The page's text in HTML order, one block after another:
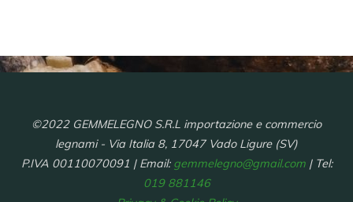
©2022 GEMMELEGNO S.R.L importazione e commercio
legnami - Via Italia 8, 17047 Vado Ligure (SV)
P.IVA 00110070091 | Email: gemmelegno@gmail.com| Tel:
019 881146